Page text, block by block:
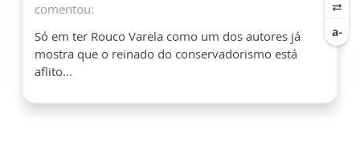
comentou:
Só em ter Rouco Varela como um dos autores já
mostra que o reinado do conservadorismo está
aflito...